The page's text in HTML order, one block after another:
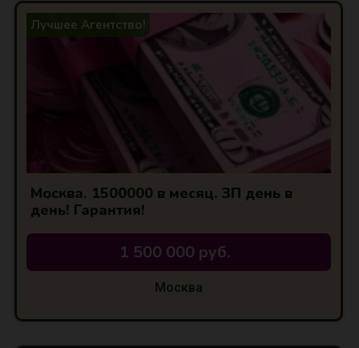
Лучшее Агентство!
Москва. 1500000 в месяц. ЗП день в
день! Гарантия!
1 500 000 руб.
Москва